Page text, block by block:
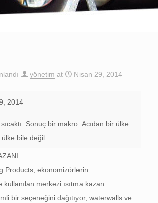
yönetim at Nisan 29, 2014
2014
Sonuç bir makro. Acıdan bir ülke
bile değil.
Products, ekonomizörlerin
merkezi ısıtma kazan
bir seçeneğini dağıtıyor, waterwalls ve